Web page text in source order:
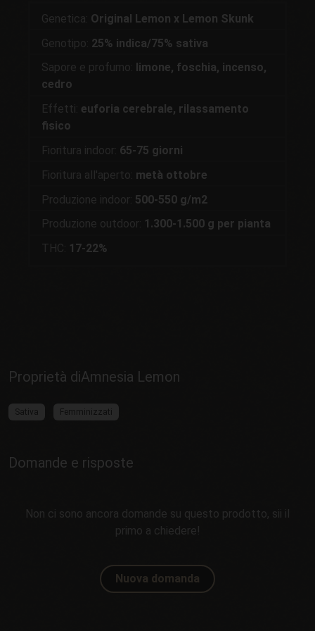
Genetica: Original Lemon x Lemon Skunk
Genotipo: 25% indica/75% sativa
Sapore e profumo: limone, foschia, incenso,
cedro
Effetti: euforia cerebrale, rilassamento
fisico
Fioritura indoor: 65-75 giorni
Fioritura all'aperto: metà ottobre
Produzione indoor: 500-550 g/m2
Produzione outdoor: 1.300-1.500 g per pianta
THC: 17-22%
Proprietà diAmnesia Lemon
Sativa Femminizzati
Domande e risposte
Non ci sono ancora domande su questo prodotto, sii il
primo a chiedere!
Nuova domanda